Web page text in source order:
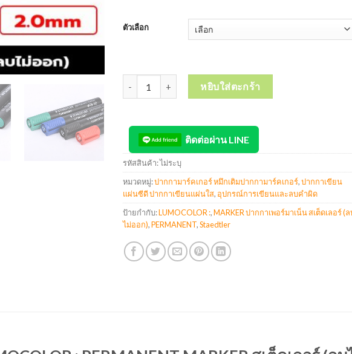
ตัวเลือก
จำนวน ปากกาเพอร์มาเน้นซ์ STAEDTLER LUMOCOLOR
หยิบใส่ตะกร้า
ติดต่อผ่าน LINE
รหัสสินค้า:ไม่ระบุ
หมวดหมู่:ปากกามาร์คเกอร์ หมึกเติมปากกามาร์คเกอร์,ปากกาเขียน
แผ่นซีดี ปากกาเขียนแผ่นใส, อุปกรณ์การเขียนและลบคำผิด
ป้ายกำกับ:LUMOCOLOR :,MARKER ปากกาเพอร์มาเน็น สเต็ดเลอร์ (
ไม่ออก),PERMANENT,Staedtler